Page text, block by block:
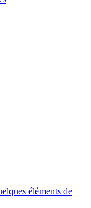
éléments de